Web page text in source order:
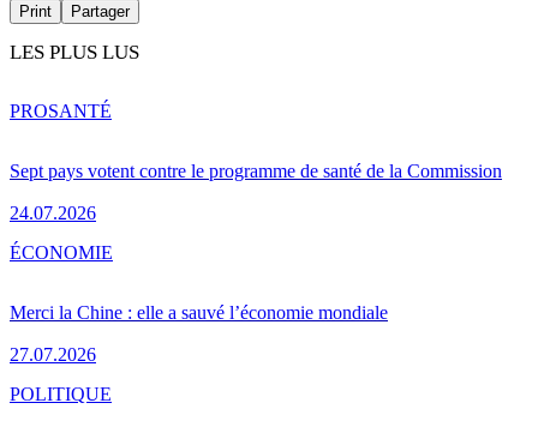
Print Partager
LES PLUS LUS
Sept pays votent contre le programme de santé de la Commission
24.07.2026
PROSANTÉ
Merci la Chine : elle a sauvé l’économie mondiale
27.07.2026
ÉCONOMIE
POLITIQUE